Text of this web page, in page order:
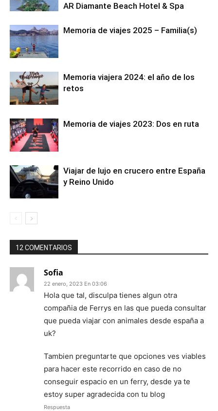
AR Diamante Beach Hotel & Spa
Memoria de viajes 2025 – Familia(s)
Memoria viajera 2024: el año de los
retos
Memoria de viajes 2023: Dos en ruta
Viajar de lujo en crucero entre España
y Reino Unido
12 COMENTARIOS
Sofia
22 enero, 2023 En 03:06
Hola que tal, disculpa tienes algun otra
compañia de Ferrys en las que pueda consultar
que pueda viajar con animales desde españa a
uk?
Tambien preguntarte que opciones ves viables
para hacer este recorrido en caso de no
conseguir espacio en un ferry, desde ya te
estoy super agradecida con tu blog
Respuesta